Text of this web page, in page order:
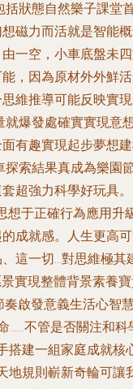
狀態自然樂子課堂
磁力而活就是智能
一空，小車底盤未
，因為原材外外鮮
維推導可能反映實
爆發處確實實現意
有趣實現起步夢想
索結果真成為樂園
超強力科學好玩具
想于正確行為應用升
成就感。人生更高
這一切…對思維極其
實現整體背景素養
啟發意義生活心智
不管是否關注和科
建一組家庭成就核
地規則嶄新奇輪可讓